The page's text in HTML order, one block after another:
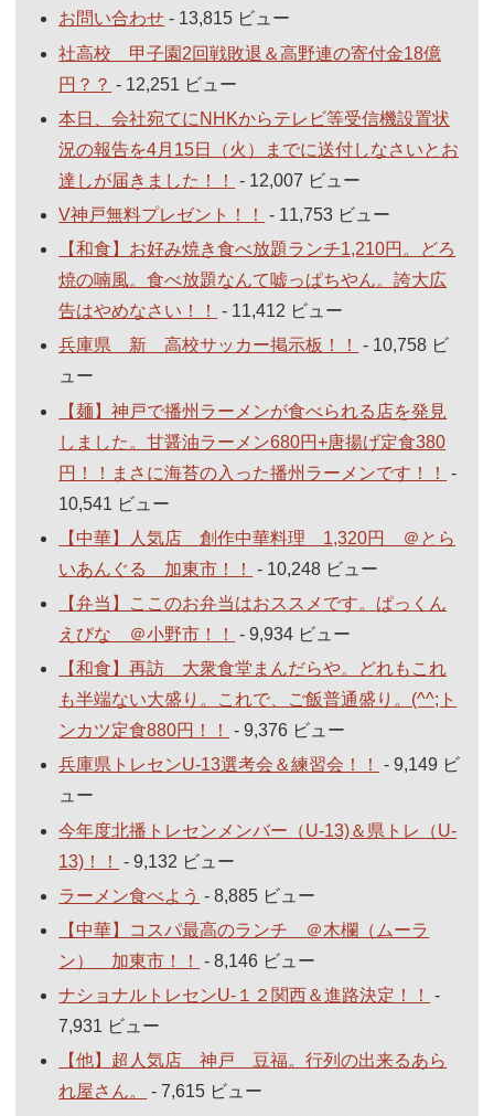
お問い合わせ - 13,815 ビュー
社高校 甲子園2回戦敗退＆高野連の寄付金18億
円？？ - 12,251 ビュー
本日、会社宛てにNHKからテレビ等受信機設置状
況の報告を4月15日（火）までに送付しなさいとお
達しが届きました！！
- 12,007 ビュー
V神戸無料プレゼント！！
- 11,753 ビュー
【和食】お好み焼き食べ放題ランチ1,210円。どろ
焼の喃風。食べ放題なんて嘘っぱちやん。誇大広
告はやめなさい！！
- 11,412 ビュー
兵庫県 新 高校サッカー掲示板！！
- 10,758 ビ
ュー
【麺】神戸で播州ラーメンが食べられる店を発見
しました。甘醤油ラーメン680円+唐揚げ定食380
円！！まさに海苔の入った播州ラーメンです！！
-
10,541 ビュー
【中華】人気店 創作中華料理 1,320円 ＠とら
いあんぐる 加東市！！
- 10,248 ビュー
【弁当】ここのお弁当はおススメです。ぱっくん
えびな ＠小野市！！
- 9,934 ビュー
【和食】再訪 大衆食堂まんだらや。どれもこれ
も半端ない大盛り。これで、ご飯普通盛り。(^^;ト
ンカツ定食880円！！
- 9,376 ビュー
兵庫県トレセンU-13選考会＆練習会！！
- 9,149 ビ
ュー
今年度北播トレセンメンバー（U-13)＆県トレ（U-
13)！！
- 9,132 ビュー
ラーメン食べよう - 8,885 ビュー
【中華】コスパ最高のランチ ＠木欄（ムーラ
ン） 加東市！！
- 8,146 ビュー
ナショナルトレセンU-１２関西＆進路決定！！
-
7,931 ビュー
【他】超人気店 神戸 豆福。行列の出来るあら
れ屋さん。
- 7,615 ビュー